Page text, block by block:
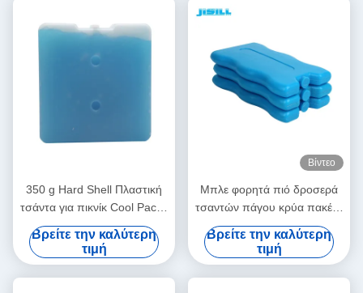
350 g Hard Shell Πλαστική
τσάντα για πικνίκ Cool Packs
παγοκύστες Καταψύκτη
Τούβλα πάγου
Βρείτε την καλύτερη
τιμή
Βίντεο
Μπλε φορητά πιό δροσερά
τσαντών πάγου κρύα πακέτα
πηκτωμάτων πακέτων
επαναχρησιμοποιήσιμα
ψύξιμα
Βρείτε την καλύτερη
τιμή